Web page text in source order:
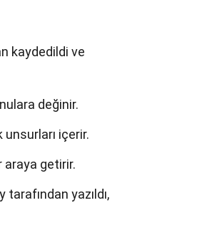
kaydedildi ve
değinir.
içerir.
araya getirir.
yazıldı,